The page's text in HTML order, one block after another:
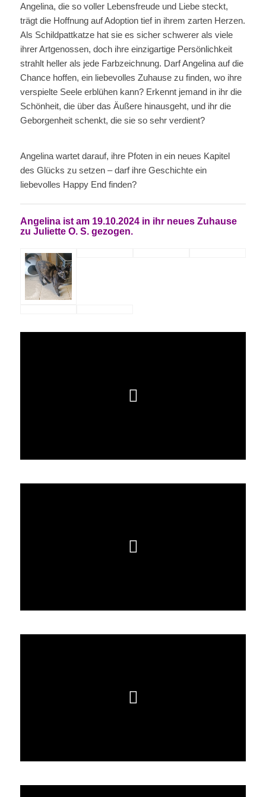
Angelina, die so voller Lebensfreude und Liebe steckt,
trägt die Hoffnung auf Adoption tief in ihrem zarten Herzen.
Als Schildpattkatze hat sie es sicher schwerer als viele
ihrer Artgenossen, doch ihre einzigartige Persönlichkeit
strahlt heller als jede Farbzeichnung. Darf Angelina auf die
Chance hoffen, ein liebevolles Zuhause zu finden, wo ihre
verspielte Seele erblühen kann? Erkennt jemand in ihr die
Schönheit, die über das Äußere hinausgeht, und ihr die
Geborgenheit schenkt, die sie so sehr verdient?
Angelina wartet darauf, ihre Pfoten in ein neues Kapitel
des Glücks zu setzen – darf ihre Geschichte ein
liebevolles Happy End finden?
Angelina ist am 19.10.2024 in ihr neues Zuhause
zu Juliette O. S. gezogen.